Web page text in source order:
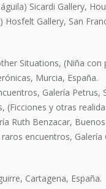
Sicardi Gallery,
Gallery, San
Situations, (Niña
Murcia, España.
Galería Petrus,
(Ficciones y otras
Ruth Benzacar,
encuentros, Galería
Cartagena, España.